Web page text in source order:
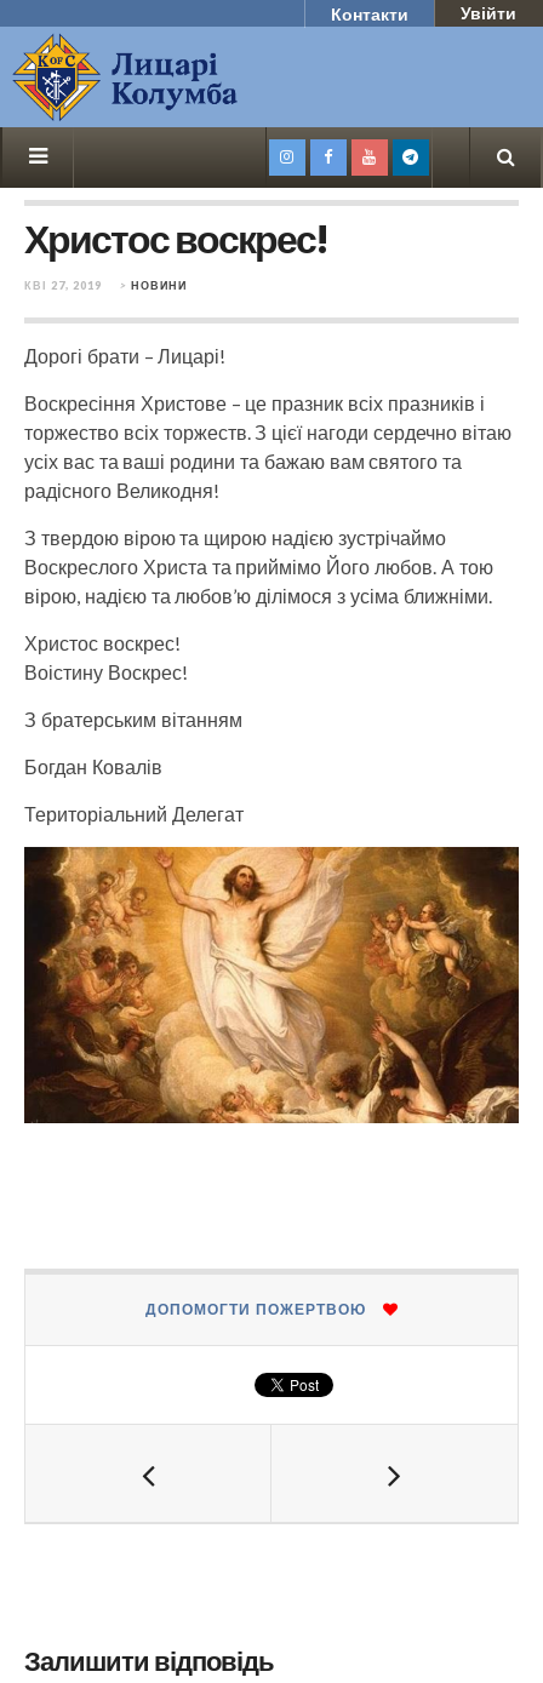
Контакти Увійти
Христос воскрес!
КВІ 27, 2019 > НОВИНИ
Дорогі брати – Лицарі!
Воскресіння Христове – це празник всіх празників і
торжество всіх торжеств. З цієї нагоди сердечно вітаю
усіх вас та ваші родини та бажаю вам святого та
радісного Великодня!
З твердою вірою та щирою надією зустрічаймо
Воскреслого Христа та приймімо Його любов. А тою
вірою, надією та любов’ю ділімося з усіма ближніми.
Христос воскрес!
Воістину Воскрес!
З братерським вітанням
Богдан Ковалів
Територіальний Делегат
ДОПОМОГТИ ПОЖЕРТВОЮ
Залишити відповідь